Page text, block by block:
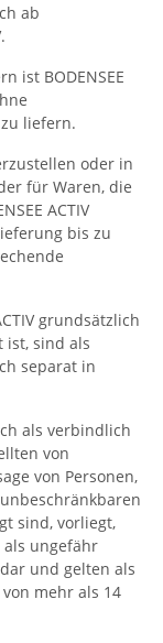
ab
ist BODENSEE
liefern.
oder in
für Waren, die
ACTIV
bis zu
grundsätzlich
ist, sind als
separat in
als verbindlich
von
von Personen,
sind, vorliegt,
ungefähr
und gelten als
mehr als 14